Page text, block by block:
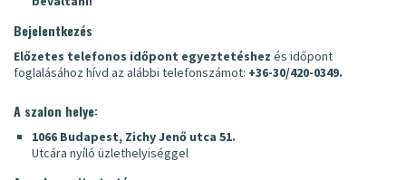
Bejelentkezés
Előzetes telefonos időpont egyeztetéshez és időpont
foglalásához hívd az alábbi telefonszámot: +36-30/420-0349.
A szalon helye:
1066 Budapest, Zichy Jenő utca 51.
Utcára nyíló üzlethelyiséggel